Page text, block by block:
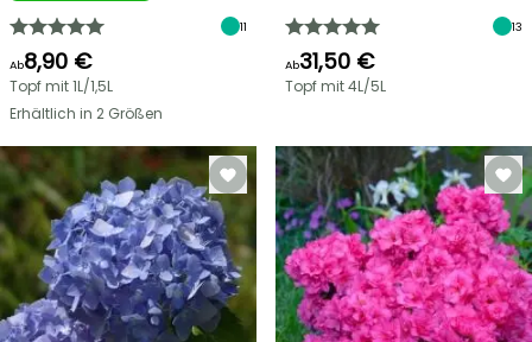
11
Ab8,90 €
Topf mit 1L/1,5L
Erhältlich in 2 Größen
13
Ab31,50 €
Topf mit 4L/5L